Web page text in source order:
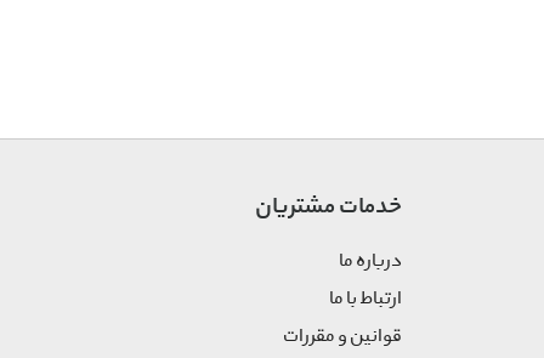
خدمات مشتریان
درباره ما
ارتباط با ما
قوانین و مقررات